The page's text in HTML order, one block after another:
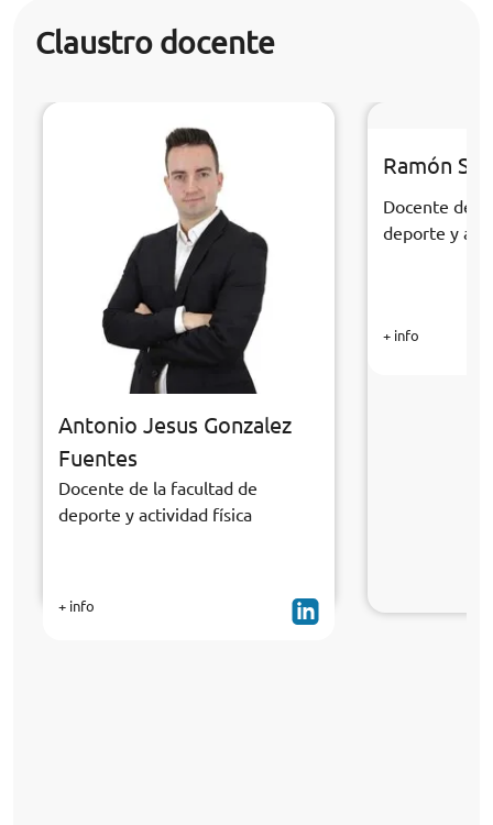
Claustro docente
Antonio Jesus Gonzalez
Fuentes
Docente de la facultad de
deporte y actividad física
+ info
Ramón
Docente de
deporte y
+ info